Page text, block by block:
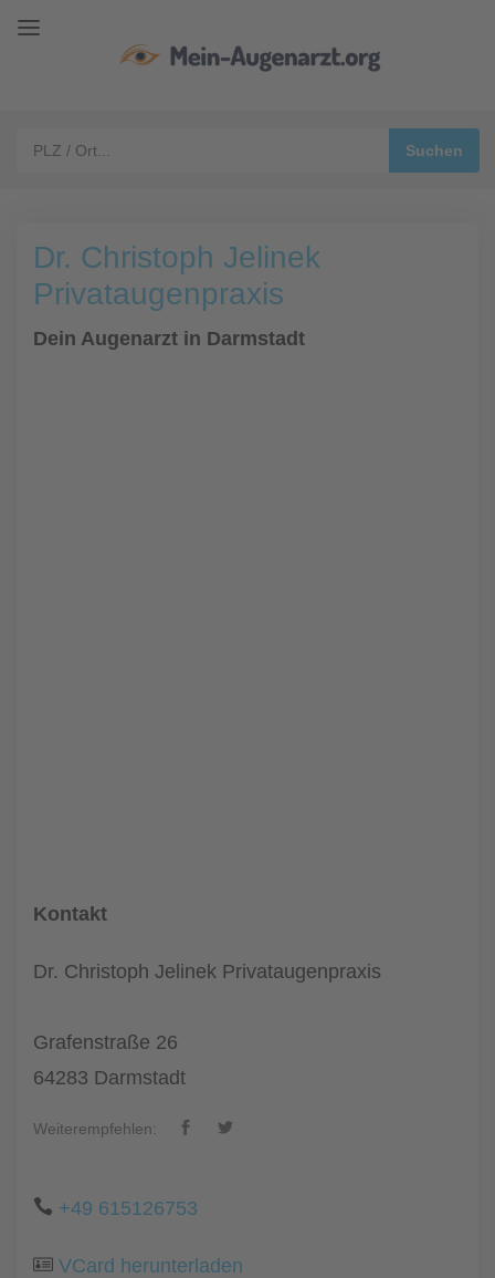
Dr. Christoph Jelinek
Privataugenpraxis
Dein Augenarzt in Darmstadt
Kontakt
Dr. Christoph Jelinek Privataugenpraxis
Grafenstraße 26
64283 Darmstadt
Weiterempfehlen:
+49 615126753
VCard herunterladen